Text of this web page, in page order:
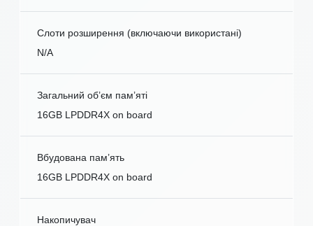
Слоти розширення (включаючи використані)
N/A
Загальний об’єм пам’яті
16GB LPDDR4X on board
Вбудована пам’ять
16GB LPDDR4X on board
Накопичувач